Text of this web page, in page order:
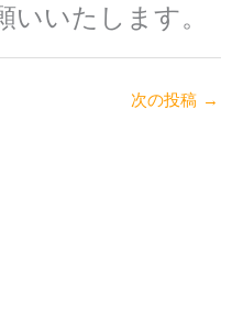
いいたします。
次の投稿 →